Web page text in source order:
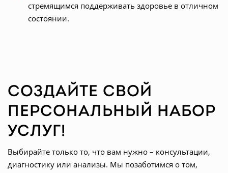
стремящимся поддерживать здоровье в отличном
состоянии.
Создайте свой
персональный набор
услуг!
Выбирайте только то, что вам нужно – консультации,
диагностику или анализы. Мы позаботимся о том,